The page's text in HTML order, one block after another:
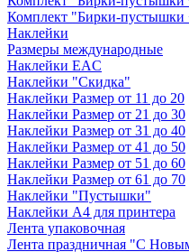
Комплект "Бирки-пустышки
Наклейки
Размеры международные
Наклейки EAC
Наклейки "Скидка"
Наклейки Размер от 11 до 20
Наклейки Размер от 21 до 30
Наклейки Размер от 31 до 40
Наклейки Размер от 41 до 50
Наклейки Размер от 51 до 60
Наклейки Размер от 61 до 70
Наклейки "Пустышки"
Наклейки А4 для принтера
Лента упаковочная
Лента праздничная "С